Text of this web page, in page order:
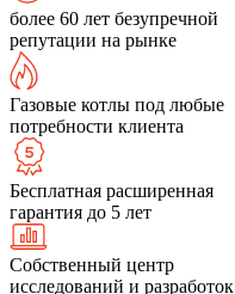
более 60 лет безупречной
репутации на рынке
Газовые котлы под любые
потребности клиента
Бесплатная расширенная
гарантия до 5 лет
Собственный центр
исследований и разработок